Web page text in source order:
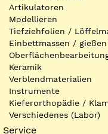
Artikulatoren
Modellieren
Tiefziehfolien /
Einbettmassen /
Keramik
Verblendmaterialien
Instrumente
Kieferorthopädie /
Verschiedenes (Labor)
Service